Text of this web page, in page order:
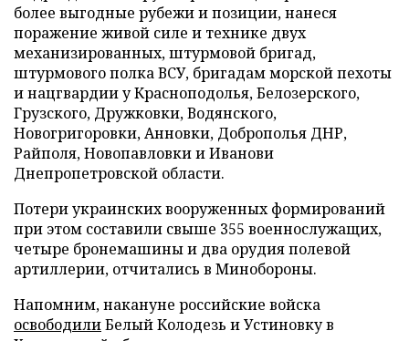
более выгодные рубежи и позиции, нанеся
поражение живой силе и технике двух
механизированных, штурмовой бригад,
штурмового полка ВСУ, бригадам морской пехоты
и нацгвардии у Красноподолья, Белозерского,
Грузского, Дружковки, Водянского,
Новогригоровки, Анновки, Доброполья ДНР,
Райполя, Новопавловки и Иванови
Днепропетровской области.
Потери украинских вооруженных формирований
при этом составили свыше 355 военнослужащих,
четыре бронемашины и два орудия полевой
артиллерии, отчитались в Минобороны.
Напомним, накануне российские войска
освободилиБелый Колодезь и Устиновку в